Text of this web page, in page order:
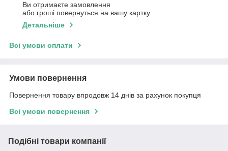
Ви отримаєте замовлення
або гроші повернуться на вашу картку
Детальніше
Всі умови оплати
Умови повернення
Повернення товару впродовж 14 днів за рахунок покупця
Всі умови повернення
Подібні товари компанії